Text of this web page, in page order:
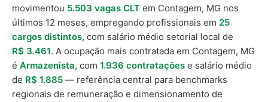
movimentou 5.503 vagas CLT em Contagem, MG nos
últimos 12 meses, empregando profissionais em 25
cargos distintos, com salário médio setorial local de
R$ 3.461. A ocupação mais contratada em Contagem, MG
é Armazenista, com 1.936 contratações e salário médio
de R$ 1.885 — referência central para benchmarks
regionais de remuneração e dimensionamento de